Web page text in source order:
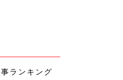
ランキング